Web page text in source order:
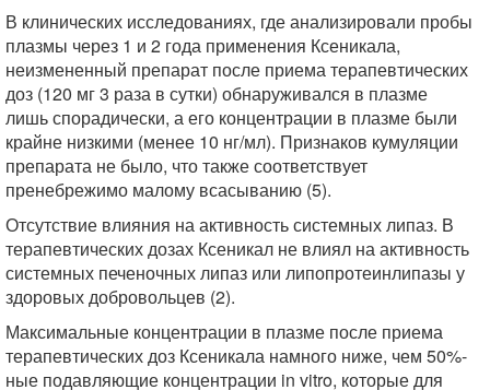
В клинических исследованиях, где анализировали пробы
плазмы через 1 и 2 года применения Ксеникала,
неизмененный препарат после приема терапевтических
доз (120 мг 3 раза в сутки) обнаруживался в плазме
лишь спорадически, а его концентрации в плазме были
крайне низкими (менее 10 нг/мл). Признаков кумуляции
препарата не было, что также соответствует
пренебрежимо малому всасыванию (5).
Отсутствие влияния на активность системных липаз. В
терапевтических дозах Ксеникал не влиял на активность
системных печеночных липаз или липопротеинлипазы у
здоровых добровольцев (2).
Максимальные концентрации в плазме после приема
терапевтических доз Ксеникала намного ниже, чем 50%-
ные подавляющие концентрации in vitro, которые для